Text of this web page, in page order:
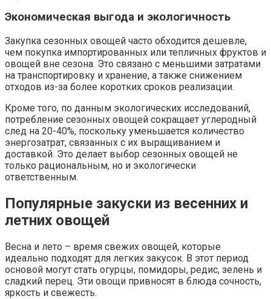
Экономическая выгода и экологичность
Закупка сезонных овощей часто обходится дешевле,
чем покупка импортированных или тепличных фруктов и
овощей вне сезона. Это связано с меньшими затратами
на транспортировку и хранение, а также снижением
отходов из-за более коротких сроков реализации.
Кроме того, по данным экологических исследований,
потребление сезонных овощей сокращает углеродный
след на 20-40%, поскольку уменьшается количество
энергозатрат, связанных с их выращиванием и
доставкой. Это делает выбор сезонных овощей не
только рациональным, но и экологически
ответственным.
Популярные закуски из весенних и
летних овощей
Весна и лето – время свежих овощей, которые
идеально подходят для легких закусок. В этот период
основой могут стать огурцы, помидоры, редис, зелень и
сладкий перец. Эти овощи привносят в блюда сочность,
яркость и свежесть.